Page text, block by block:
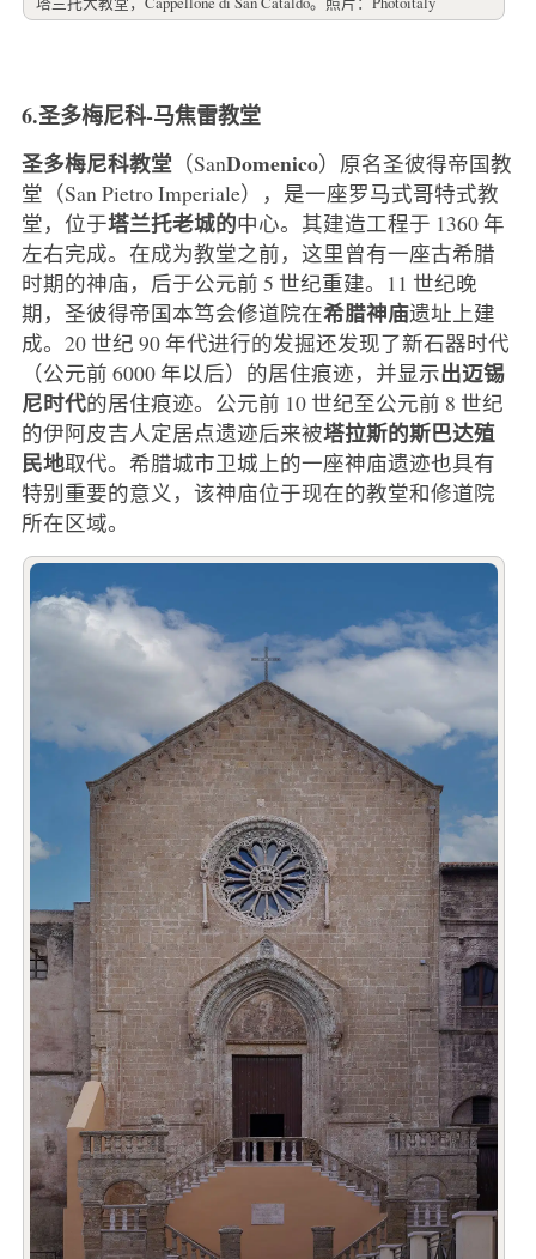
6.圣多梅尼科-马焦雷教堂
圣多梅尼科教堂 （SanDomenico）原名圣彼得帝国教
堂（San Pietro Imperiale），是一座罗马式哥特式教
堂，位于塔兰托老城的中心。其建造工程于 1360 年
左右完成。在成为教堂之前，这里曾有一座古希腊
时期的神庙，后于公元前 5 世纪重建。11 世纪晚
期，圣彼得帝国本笃会修道院在希腊神庙遗址上建
成。20 世纪 90 年代进行的发掘还发现了新石器时代
（公元前 6000 年以后）的居住痕迹，并显示出迈锡
尼时代的居住痕迹。公元前 10 世纪至公元前 8 世纪
的伊阿皮吉人定居点遗迹后来被塔拉斯的斯巴达殖
民地取代。希腊城市卫城上的一座神庙遗迹也具有
特别重要的意义，该神庙位于现在的教堂和修道院
所在区域。